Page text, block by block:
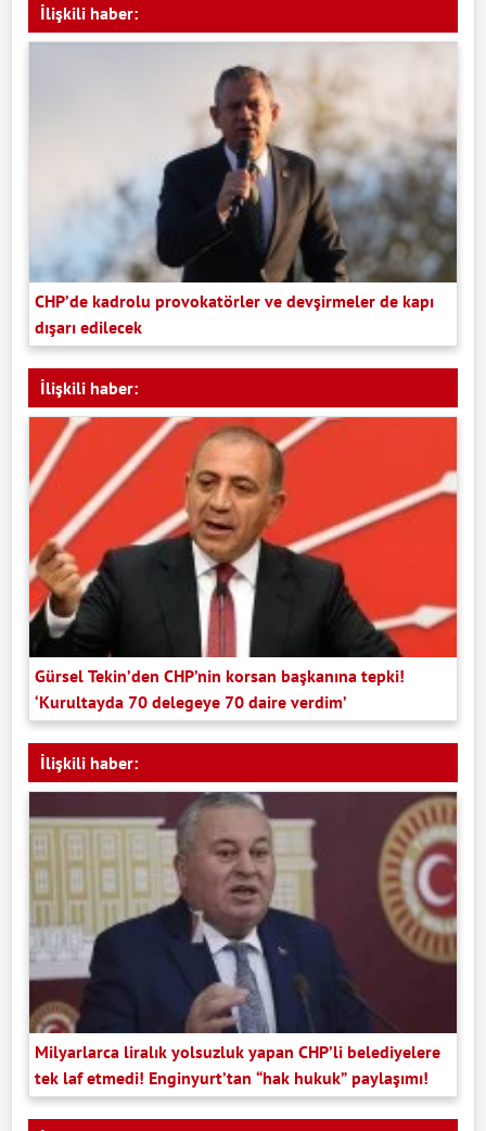
İlişkili haber:
CHP’de kadrolu provokatörler ve devşirmeler de kapı
dışarı edilecek
İlişkili haber:
Gürsel Tekin’den CHP’nin korsan başkanına tepki!
‘Kurultayda 70 delegeye 70 daire verdim’
İlişkili haber:
Milyarlarca liralık yolsuzluk yapan CHP’li belediyelere
tek laf etmedi! Enginyurt’tan “hak hukuk” paylaşımı!